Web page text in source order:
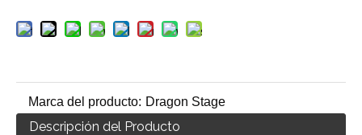
Marca del producto: Dragon Stage
Descripción del Producto